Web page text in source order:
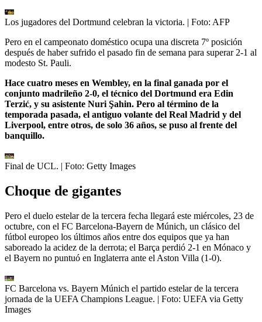
Los jugadores del Dortmund celebran la victoria. | Foto: AFP
Pero en el campeonato doméstico ocupa una discreta 7º posición
después de haber sufrido el pasado fin de semana para superar 2-1 al
modesto St. Pauli.
Hace cuatro meses en Wembley, en la final ganada por el
conjunto madrileño 2-0, el técnico del Dortmund era Edin
Terzić, y su asistente Nuri Şahin. Pero al término de la
temporada pasada, el antiguo volante del Real Madrid y del
Liverpool, entre otros, de solo 36 años, se puso al frente del
banquillo.
Final de UCL. | Foto: Getty Images
Choque de gigantes
Pero el duelo estelar de la tercera fecha llegará este miércoles, 23 de
octubre, con el FC Barcelona-Bayern de Múnich, un clásico del
fútbol europeo los últimos años entre dos equipos que ya han
saboreado la acidez de la derrota; el Barça perdió 2-1 en Mónaco y
el Bayern no puntuó en Inglaterra ante el Aston Villa (1-0).
FC Barcelona vs. Bayern Múnich el partido estelar de la tercera
jornada de la UEFA Champions League. | Foto: UEFA via Getty
Images